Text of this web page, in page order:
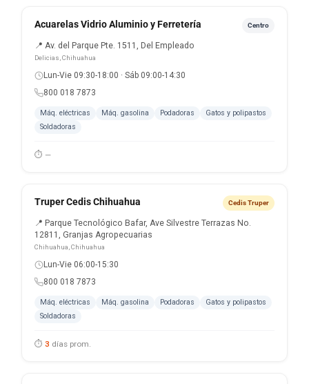
Acuarelas Vidrio Aluminio y Ferretería Centro
📍 Av. del Parque Pte. 1511, Del Empleado
Delicias, Chihuahua
Lun-Vie 09:30-18:00 · Sáb 09:00-14:30
800 018 7873
Máq. eléctricas Máq. gasolina Podadoras
Gatos y polipastos
Soldadoras
⏱ —
Truper Cedis Chihuahua Cedis Truper
📍 Parque Tecnológico Bafar, Ave Silvestre Terrazas No.
12811, Granjas Agropecuarias
Chihuahua, Chihuahua
Lun-Vie 06:00-15:30
800 018 7873
Máq. eléctricas Máq. gasolina Podadoras
Gatos y polipastos
Soldadoras
⏱ 3 días prom.